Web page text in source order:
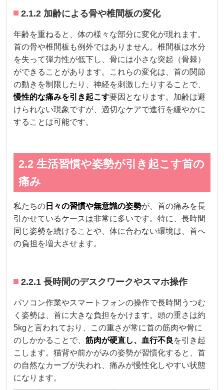
2.1.2 加齢による骨や椎間板の変化
年齢を重ねると、体の様々な部分に変化が現れます。
首の骨や椎間板も例外ではありません。椎間板は水分
を失って弾力性が低下し、骨には小さな突起（骨棘）
ができることがあります。これらの変化は、首の関節
の動きを制限したり、神経を刺激したりすることで、
慢性的な痛みを引き起こす要因となります。加齢は避
けられない現象ですが、適切なケアで進行を緩やかに
することは可能です。
2.2 生活習慣や姿勢が引き起こす首の
痛み
私たちの 日々の習慣や無意識の姿勢が、首の痛みを長
引かせているケースは非常に多いです。特に、長時間
同じ姿勢を続けることや、体に合わない環境は、首へ
の負担を増大させます。
2.2.1 長時間のデスクワークやスマホ操作
パソコン作業やスマートフォンの操作で長時間うつむ
く姿勢は、首に大きな負担をかけます。頭の重さは約
5kgと言われており、この重さが常に首の筋肉や骨に
のしかかることで、筋肉が硬直し、血行不良 を引き起
こします。猫背や前かがみの姿勢が習慣化すると、首
の自然なカーブが失われ、痛みが慢性化しやすい状態
になります。